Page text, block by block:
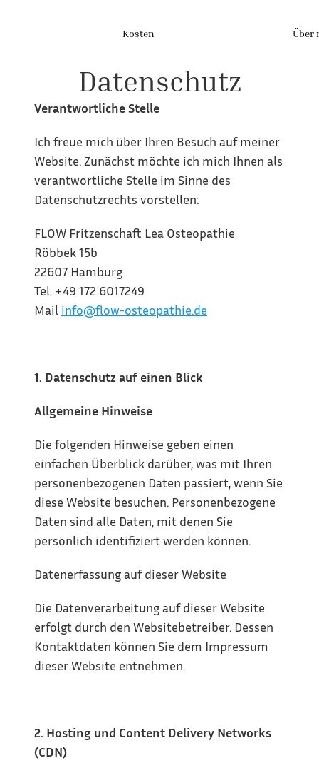
Kosten Über
Datenschutz
Verantwortliche Stelle
Ich freue mich über Ihren Besuch auf meiner
Website. Zunächst möchte ich mich Ihnen als
verantwortliche Stelle im Sinne des
Datenschutzrechts vorstellen:
FLOW Fritzenschaft Lea Osteopathie
Röbbek 15b
22607 Hamburg
Tel. +49 172 6017249
Mail info@flow-osteopathie.de
1. Datenschutz auf einen Blick
Allgemeine Hinweise
Die folgenden Hinweise geben einen
einfachen Überblick darüber, was mit Ihren
personenbezogenen Daten passiert, wenn Sie
diese Website besuchen. Personenbezogene
Daten sind alle Daten, mit denen Sie
persönlich identifiziert werden können.
Datenerfassung auf dieser Website
Die Datenverarbeitung auf dieser Website
erfolgt durch den Websitebetreiber. Dessen
Kontaktdaten können Sie dem Impressum
dieser Website entnehmen.
2. Hosting und Content Delivery Networks
(CDN)